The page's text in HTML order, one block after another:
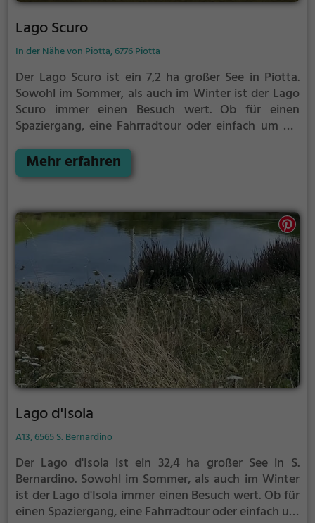
Lago Scuro
In der Nähe von Piotta, 6776 Piotta
Der Lago Scuro ist ein 7,2 ha großer See in Piotta.
Sowohl im Sommer, als auch im Winter ist der Lago
Scuro immer einen Besuch wert. Ob für einen
Spaziergang, eine Fahrradtour oder einfach um die
Möglichkeiten für Freizeitaktivitäten.
Mehr erfahren
Lago d'Isola
A13, 6565 S. Bernardino
Der Lago d'Isola ist ein 32,4 ha großer See in S.
Bernardino. Sowohl im Sommer, als auch im Winter
ist der Lago d'Isola immer einen Besuch wert. Ob für
einen Spaziergang, eine Fahrradtour oder einfach um